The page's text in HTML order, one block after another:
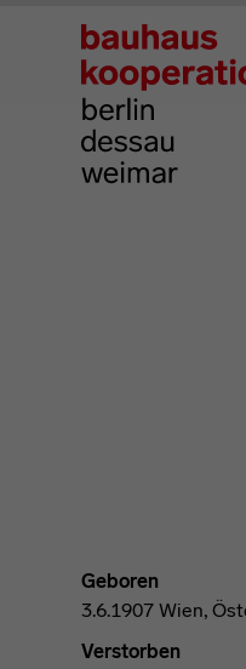
Geboren
3.6.1907 Wien,
Verstorben